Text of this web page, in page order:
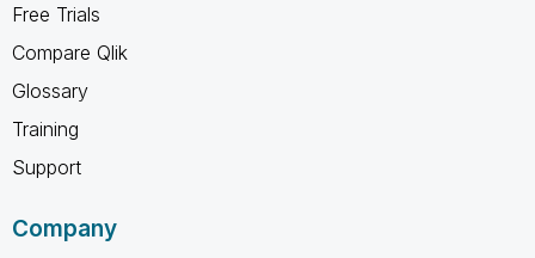
Free Trials
Compare Qlik
Glossary
Training
Support
Company